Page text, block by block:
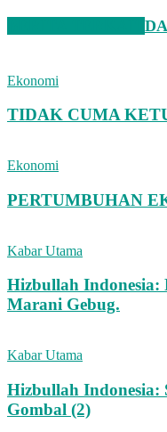
Ekonomi
TIDAK CUMA
Ekonomi
PERTUMBUHAN
Kabar Utama
Hizbullah
Marani Gebug.
Kabar Utama
Hizbullah Indonesia:
Gombal (2)